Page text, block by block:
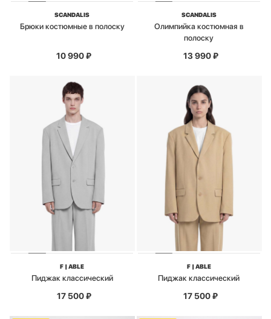
SCANDALIS
Брюки костюмные в полоску
10 990₽
SCANDALIS
Олимпийка костюмная в
полоску
13 990₽
F | ABLE
Пиджак классический
17 500₽
F | ABLE
Пиджак классический
17 500₽